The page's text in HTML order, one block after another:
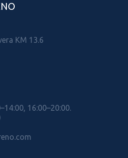
KM 13.6
16:00–20:00.